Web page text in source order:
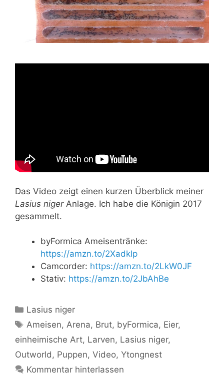
Das Video zeigt einen kurzen Überblick meiner
Lasius nigerAnlage. Ich habe die Königin 2017
gesammelt.
byFormica Ameisentränke:
https://amzn.to/2XadkIp
Camcorder: https://amzn.to/2LkW0JF
Stativ: https://amzn.to/2JbAhBe
Kategorien
Lasius niger
Schlagwörter
Ameisen,Arena, Brut, byFormica, Eier,
einheimische Art, Larven, Lasius niger,
Outworld, Puppen, Video, Ytongnest
Kommentar hinterlassen